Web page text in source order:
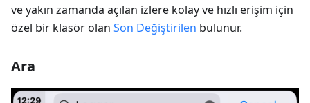
ve yakın zamanda açılan izlere kolay ve hızlı erişim için
özel bir klasör olan Son Değiştirilen bulunur.
Ara